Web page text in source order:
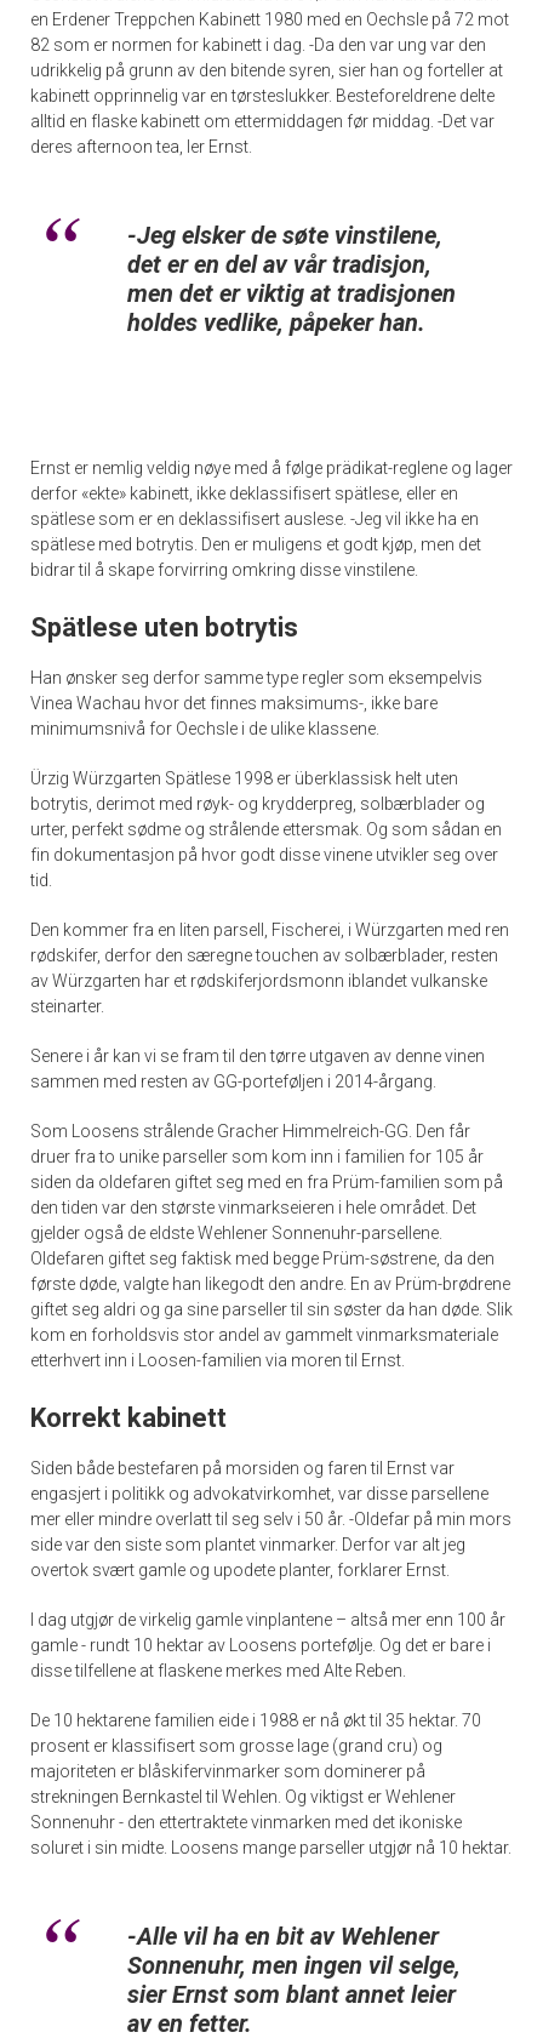
en Erdener Treppchen Kabinett 1980 med en Oechsle på 72 mot
82 som er normen for kabinett i dag. -Da den var ung var den
udrikkelig på grunn av den bitende syren, sier han og forteller at
kabinett opprinnelig var en tørsteslukker. Besteforeldrene delte
alltid en flaske kabinett om ettermiddagen før middag. -Det var
deres afternoon tea, ler Ernst.
-Jeg elsker de søte vinstilene,
det er en del av vår tradisjon,
men det er viktig at tradisjonen
holdes vedlike, påpeker han.
Ernst er nemlig veldig nøye med å følge prädikat-reglene og lager
derfor «ekte» kabinett, ikke deklassifisert spätlese, eller en
spätlese som er en deklassifisert auslese. -Jeg vil ikke ha en
spätlese med botrytis. Den er muligens et godt kjøp, men det
bidrar til å skape forvirring omkring disse vinstilene.
Spätlese uten botrytis
Han ønsker seg derfor samme type regler som eksempelvis
Vinea Wachau hvor det finnes maksimums-, ikke bare
minimumsnivå for Oechsle i de ulike klassene.
Ürzig Würzgarten Spätlese 1998 er überklassisk helt uten
botrytis, derimot med røyk- og krydderpreg, solbærblader og
urter, perfekt sødme og strålende ettersmak. Og som sådan en
fin dokumentasjon på hvor godt disse vinene utvikler seg over
tid.
Den kommer fra en liten parsell, Fischerei, i Würzgarten med ren
rødskifer, derfor den særegne touchen av solbærblader, resten
av Würzgarten har et rødskiferjordsmonn iblandet vulkanske
steinarter.
Senere i år kan vi se fram til den tørre utgaven av denne vinen
sammen med resten av GG-porteføljen i 2014-årgang.
Som Loosens strålende Gracher Himmelreich-GG. Den får
druer fra to unike parseller som kom inn i familien for 105 år
siden da oldefaren giftet seg med en fra Prüm-familien som på
den tiden var den største vinmarkseieren i hele området. Det
gjelder også de eldste Wehlener Sonnenuhr-parsellene.
Oldefaren giftet seg faktisk med begge Prüm-søstrene, da den
første døde, valgte han likegodt den andre. En av Prüm-brødrene
giftet seg aldri og ga sine parseller til sin søster da han døde. Slik
kom en forholdsvis stor andel av gammelt vinmarksmateriale
etterhvert inn i Loosen-familien via moren til Ernst.
Korrekt kabinett
Siden både bestefaren på morsiden og faren til Ernst var
engasjert i politikk og advokatvirkomhet, var disse parsellene
mer eller mindre overlatt til seg selv i 50 år. -Oldefar på min mors
side var den siste som plantet vinmarker. Derfor var alt jeg
overtok svært gamle og upodete planter, forklarer Ernst.
I dag utgjør de virkelig gamle vinplantene – altså mer enn 100 år
gamle - rundt 10 hektar av Loosens portefølje. Og det er bare i
disse tilfellene at flaskene merkes med Alte Reben.
De 10 hektarene familien eide i 1988 er nå økt til 35 hektar. 70
prosent er klassifisert som grosse lage (grand cru) og
majoriteten er blåskifervinmarker som dominerer på
strekningen Bernkastel til Wehlen. Og viktigst er Wehlener
Sonnenuhr - den ettertraktete vinmarken med det ikoniske
soluret i sin midte. Loosens mange parseller utgjør nå 10 hektar.
-Alle vil ha en bit av Wehlener
Sonnenuhr, men ingen vil selge,
sier Ernst som blant annet leier
av en fetter.